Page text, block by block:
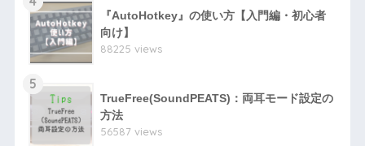
『AutoHotkey』の使い方【入門編・初心者
向け】
88225 views
5
TrueFree(SoundPEATS)：両耳モード設定の
方法
56587 views